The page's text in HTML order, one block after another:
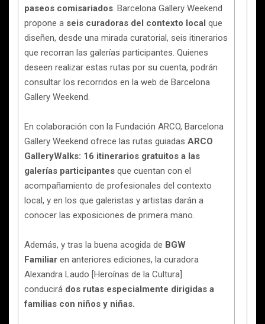
paseos comisariados. Barcelona Gallery Weekend
propone a seis curadoras del contexto local que
diseñen, desde una mirada curatorial, seis itinerarios
que recorran las galerías participantes. Quienes
deseen realizar estas rutas por su cuenta, podrán
consultar los recorridos en la web de Barcelona
Gallery Weekend.
En colaboración con la Fundación ARCO, Barcelona
Gallery Weekend ofrece las rutas guiadas ARCO
GalleryWalks: 16 itinerarios gratuitos a las
galerías participantes que cuentan con el
acompañamiento de profesionales del contexto
local, y en los que galeristas y artistas darán a
conocer las exposiciones de primera mano.
Además, y tras la buena acogida de BGW
Familiar en anteriores ediciones, la curadora
Alexandra Laudo [Heroínas de la Cultura]
conducirá dos rutas especialmente dirigidas a
familias con niños y niñas.